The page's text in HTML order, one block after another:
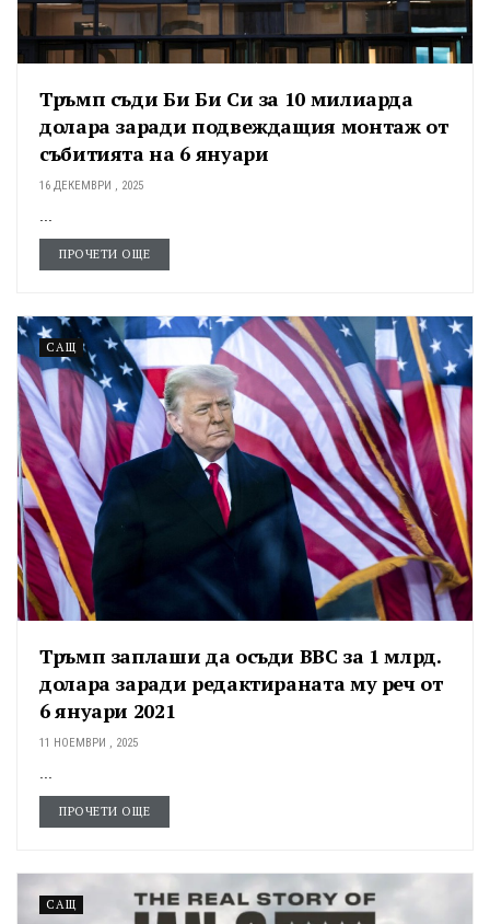
Тръмп съди Би Би Си за 10 милиарда
долара заради подвеждащия монтаж от
събитията на 6 януари
16 ДЕКЕМВРИ , 2025
...
ПРОЧЕТИ ОЩЕ
САЩ
Тръмп заплаши да осъди BBC за 1 млрд.
долара заради редактираната му реч от
6 януари 2021
11 НОЕМВРИ , 2025
ПРОЧЕТИ ОЩЕ
САЩ